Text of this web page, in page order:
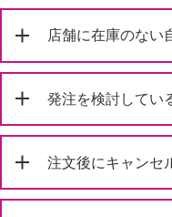
店舗に在庫のない
発注を検討してい
注文後にキャンセ